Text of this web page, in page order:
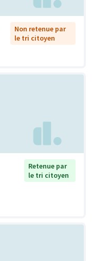
Non retenue par
le tri citoyen
Retenue par
le tri citoyen